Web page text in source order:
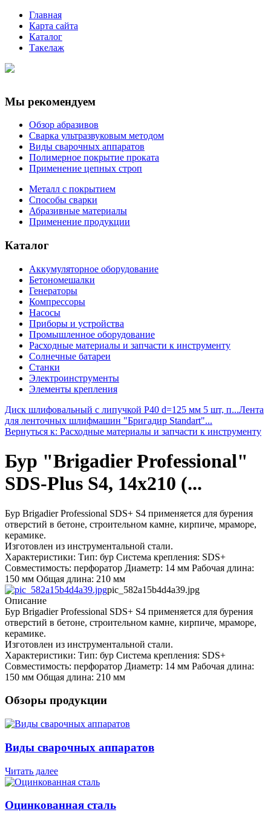
Главная
Карта сайта
Каталог
Такелаж
Мы рекомендуем
Обзор абразивов
Сварка ультразвуковым методом
Виды сварочных аппаратов
Полимерное покрытие проката
Применение цепных строп
Металл с покрытием
Способы сварки
Абразивные материалы
Применение продукции
Каталог
Аккумуляторное оборудование
Бетономешалки
Генераторы
Компрессоры
Насосы
Приборы и устройства
Промышленное оборудование
Расходные материалы и запчасти к инструменту
Солнечные батареи
Станки
Электроинструменты
Элементы крепления
Диск шлифовальный с липучкой Р40 d=125 мм 5 шт, п...Лента
для ленточных шлифмашин "Бригадир Standart"...
Вернуться к: Расходные материалы и запчасти к инструменту
Бур "Brigadier Professional"
SDS-Plus S4, 14х210 (...
Бур Brigadier Professional SDS+ S4 применяется для бурения
отверстий в бетоне, строительном камне, кирпиче, мраморе,
керамике.
Изготовлен из инструментальной стали.
Характеристики: Тип: бур Система крепления: SDS+
Совместимость: перфоратор Диаметр: 14 мм Рабочая длина:
150 мм Общая длина: 210 мм
pic_582a15b4d4a39.jpg
Описание
Бур Brigadier Professional SDS+ S4 применяется для бурения
отверстий в бетоне, строительном камне, кирпиче, мраморе,
керамике.
Изготовлен из инструментальной стали.
Характеристики: Тип: бур Система крепления: SDS+
Совместимость: перфоратор Диаметр: 14 мм Рабочая длина:
150 мм Общая длина: 210 мм
Обзоры продукции
Виды сварочных аппаратов
Читать далее
Оцинкованная сталь